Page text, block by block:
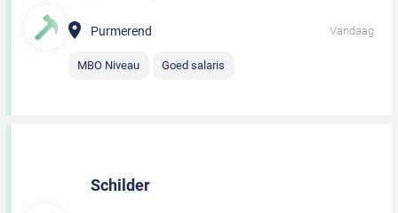
Purmerend Vandaag
MBO Niveau Goed salaris
Schilder